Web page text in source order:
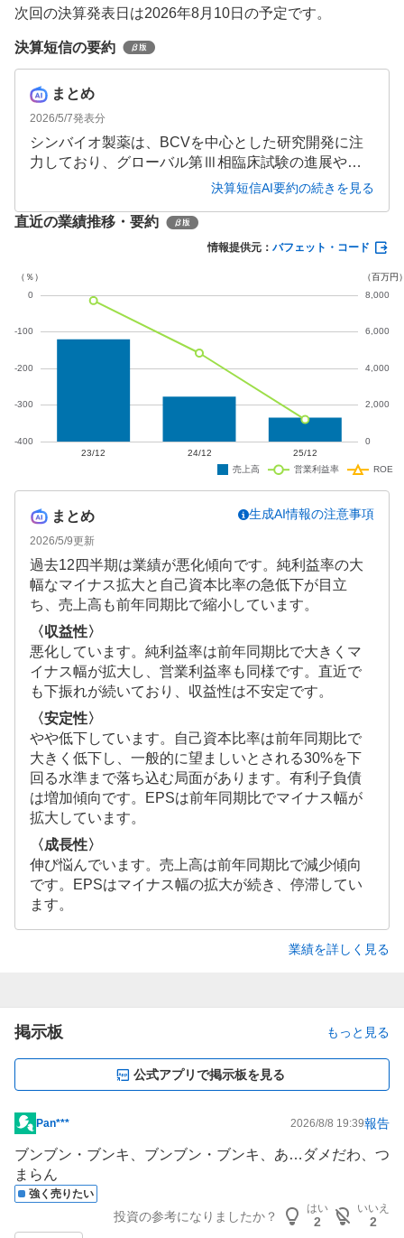
次回の決算発表日は2026年8月10日の予定です。
決算短信の要約
まとめ
2026/5/7発表分
シンバイオ製薬は、BCVを中心とした研究開発に注
力しており、グローバル第Ⅲ相臨床試験の進展や新
たな適応症の探索など、開発が着実に進んでいま
加により、当四半期の損失が拡大しています。今後
の研究開発の進展や資金調達の成否が、事業の継続
決算短信AI要約の続きを見る
直近の業績推移・要約
情報提供元： バフェット・コード
まとめ
2026/5/9更新
生成AI情報の注意事項
過去12四半期は業績が悪化傾向です。純利益率の大
幅なマイナス拡大と自己資本比率の急低下が目立
ち、売上高も前年同期比で縮小しています。
〈収益性〉
悪化しています。純利益率は前年同期比で大きくマ
イナス幅が拡大し、営業利益率も同様です。直近で
も下振れが続いており、収益性は不安定です。
〈安定性〉
やや低下しています。自己資本比率は前年同期比で
大きく低下し、一般的に望ましいとされる30%を下
回る水準まで落ち込む局面があります。有利子負債
は増加傾向です。EPSは前年同期比でマイナス幅が
拡大しています。
〈成長性〉
伸び悩んでいます。売上高は前年同期比で減少傾向
です。EPSはマイナス幅の拡大が続き、停滞してい
ます。
業績を詳しく見る
掲示板 もっと見る
公式アプリで掲示板を見る
掲
示
板
記
Pan*** 2026/8/8 19:39報告
ブンブン・ブンキ、ブンブン・ブンキ、あ…ダメだわ、つ
まらん
強く売りたい
投資の参考になりましたか？
はい
2
いいえ
2